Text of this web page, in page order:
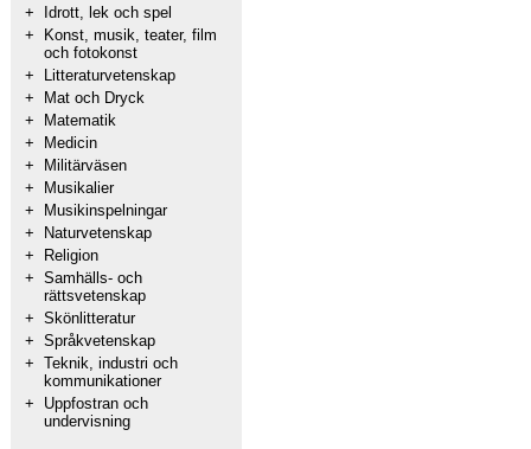
+
Idrott, lek och spel
+
Konst, musik, teater, film
och fotokonst
+
Litteraturvetenskap
+
Mat och Dryck
+
Matematik
+
Medicin
+
Militärväsen
+
Musikalier
+
Musikinspelningar
+
Naturvetenskap
+
Religion
+ Samhälls- och
rättsvetenskap
+ Skönlitteratur
+ Språkvetenskap
+ Teknik, industri och
kommunikationer
+
Uppfostran och
undervisning